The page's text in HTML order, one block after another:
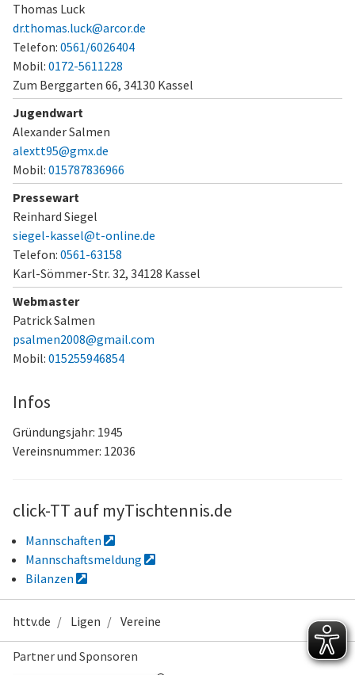
Thomas Luck
dr.thomas.luck@arcor.de
Telefon: 0561/6026404
Mobil: 0172-5611228
Zum Berggarten 66, 34130 Kassel
Jugendwart
Alexander Salmen
alextt95@gmx.de
Mobil: 015787836966
Pressewart
Reinhard Siegel
siegel-kassel@t-online.de
Telefon: 0561-63158
Karl-Sömmer-Str. 32, 34128 Kassel
Webmaster
Patrick Salmen
psalmen2008@gmail.com
Mobil: 015255946854
Infos
Gründungsjahr: 1945
Vereinsnummer: 12036
click-TT auf myTischtennis.de
Mannschaften
Mannschaftsmeldung
Bilanzen
httv.de Ligen Vereine
Partner und Sponsoren